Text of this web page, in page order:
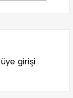
girişi